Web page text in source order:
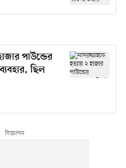
পাউন্ডের
ছিল